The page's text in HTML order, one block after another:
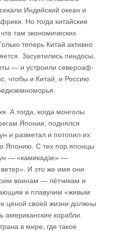
Индийский океан и
Но тогда китайские
там экономи­чес­ких
теперь Китай активно
Засуети­лись пиндосы,
— и устроили североаф­
чтобы и Китай, и Россию
А тогда, когда монголы
Японии, поднялся
и разметал и потопил их
Японию. С тех пор японцы
— «камикадзе» —
И это же имя они
воинам — лётчикам и
и плавучим «живым
ценой своей жизни должны
американские корабли.
в мире, где такое